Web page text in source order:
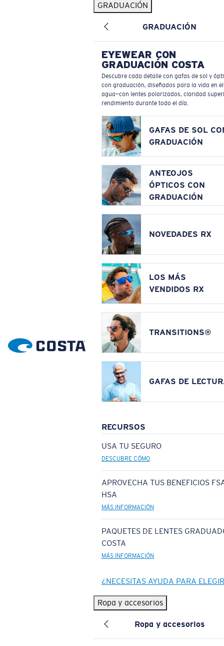
GRADUACIÓN
GRADUACIÓN
EYEWEAR CON
GRADUACIÓN COSTA
Descubre cada detalle con gafas de sol y
con graduación, diseñados para la vida en el
agua—con lentes polarizados, claridad
rendimiento durante todo el día.
GAFAS DE SOL
GRADUACIÓN
ANTEOJOS
ÓPTICOS CON
GRADUACIÓN
NOVEDADES RX
LOS MÁS
VENDIDOS RX
TRANSITIONS®
GAFAS DE
RECURSOS
USA TU SEGURO
DESCUBRE CÓMO
APROVECHA TUS BENEFICIOS
HSA
MÁS INFORMACIÓN
PAQUETES DE LENTES
COSTA
MÁS INFORMACIÓN
¿NECESITAS AYUDA PARA
Ropa y accesorios
Ropa y accesorios